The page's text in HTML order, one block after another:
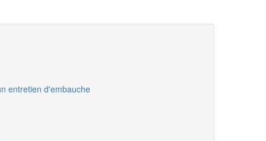
entretien d'embauche